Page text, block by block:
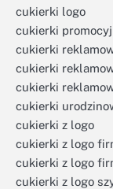
cukierki logo
cukierki
cukierki
cukierki
cukierki
cukierki
cukierki z logo
cukierki z logo
cukierki z logo
cukierki z logo